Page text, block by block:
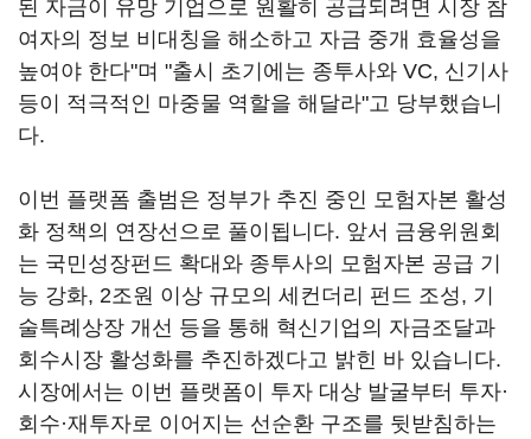
된 자금이 유망 기업으로 원활히 공급되려면 시장 참
여자의 정보 비대칭을 해소하고 자금 중개 효율성을
높여야 한다"며 "출시 초기에는 종투사와 VC, 신기사
등이 적극적인 마중물 역할을 해달라"고 당부했습니
다.
이번 플랫폼 출범은 정부가 추진 중인 모험자본 활성
화 정책의 연장선으로 풀이됩니다. 앞서 금융위원회
는 국민성장펀드 확대와 종투사의 모험자본 공급 기
능 강화, 2조원 이상 규모의 세컨더리 펀드 조성, 기
술특례상장 개선 등을 통해 혁신기업의 자금조달과
회수시장 활성화를 추진하겠다고 밝힌 바 있습니다.
시장에서는 이번 플랫폼이 투자 대상 발굴부터 투자·
회수·재투자로 이어지는 선순환 구조를 뒷받침하는